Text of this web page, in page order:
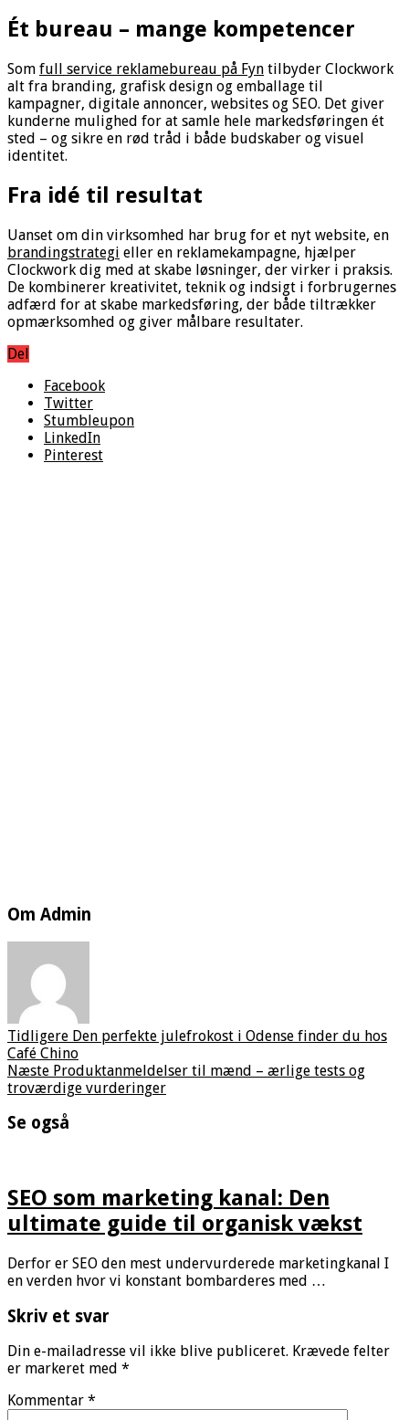
Ét bureau – mange kompetencer
Som full service reklamebureau på Fyn tilbyder Clockwork
alt fra branding, grafisk design og emballage til
kampagner, digitale annoncer, websites og SEO. Det giver
kunderne mulighed for at samle hele markedsføringen ét
sted – og sikre en rød tråd i både budskaber og visuel
identitet.
Fra idé til resultat
Uanset om din virksomhed har brug for et nyt website, en
brandingstrategi eller en reklamekampagne, hjælper
Clockwork dig med at skabe løsninger, der virker i praksis.
De kombinerer kreativitet, teknik og indsigt i forbrugernes
adfærd for at skabe markedsføring, der både tiltrækker
opmærksomhed og giver målbare resultater.
Del
Facebook
Twitter
Stumbleupon
LinkedIn
Pinterest
Om Admin
Tidligere Den perfekte julefrokost i Odense finder du hos
Café Chino
Næste Produktanmeldelser til mænd – ærlige tests og
troværdige vurderinger
Se også
SEO som marketing kanal: Den
ultimate guide til organisk vækst
Derfor er SEO den mest undervurderede marketingkanal I
en verden hvor vi konstant bombarderes med …
Skriv et svar
Din e-mailadresse vil ikke blive publiceret. Krævede felter
er markeret med *
Kommentar *